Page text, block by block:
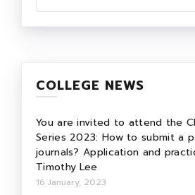
COLLEGE NEWS
You are invited to attend the
Series 2023: How to submit a
journals? Application and
Timothy Lee
16 January, 2023